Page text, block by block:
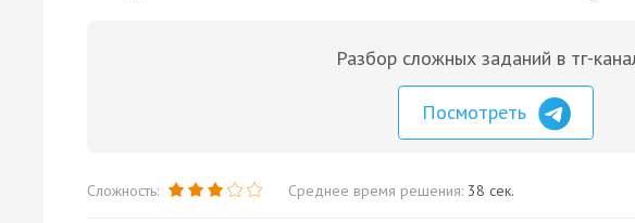
Разбор сложных заданий в тг-
Посмотреть
Сложность: Среднее время решения: 38 сек.